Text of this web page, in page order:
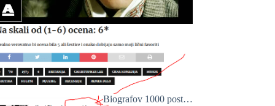
Biografov 1000 post…